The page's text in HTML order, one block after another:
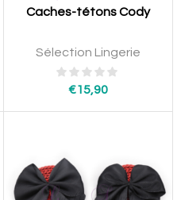
Caches-tétons Cody
Sélection Lingerie
€15,90